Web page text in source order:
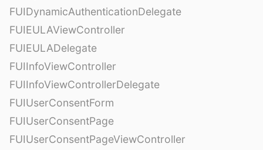
FUIDynamicAuthenticationDelegate
FUIEULAViewController
FUIEULADelegate
FUIInfoViewController
FUIInfoViewControllerDelegate
FUIUserConsentForm
FUIUserConsentPage
FUIUserConsentPageViewController